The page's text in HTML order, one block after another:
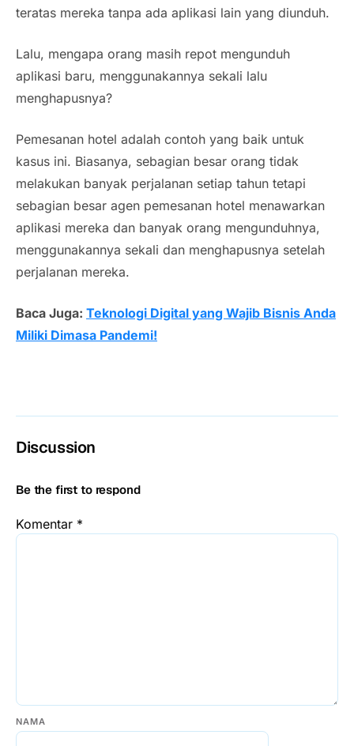
teratas mereka tanpa ada aplikasi lain yang diunduh.
Lalu, mengapa orang masih repot mengunduh
aplikasi baru, menggunakannya sekali lalu
menghapusnya?
Pemesanan hotel adalah contoh yang baik untuk
kasus ini. Biasanya, sebagian besar orang tidak
melakukan banyak perjalanan setiap tahun tetapi
sebagian besar agen pemesanan hotel menawarkan
aplikasi mereka dan banyak orang mengunduhnya,
menggunakannya sekali dan menghapusnya setelah
perjalanan mereka.
Baca Juga: Teknologi Digital yang Wajib Bisnis Anda
Miliki Dimasa Pandemi!
Discussion
Be the first to respond
Komentar *
NAMA